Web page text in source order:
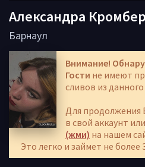
Александра Кромбер
Барнаул
Внимание!
Гости не имеют
сливов из данного
Для продолжения
в свой аккаунт или
(жми) на нашем
Это легко и займет не более